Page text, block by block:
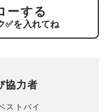
ーする
✅を入れてね
協力者
ストバイ